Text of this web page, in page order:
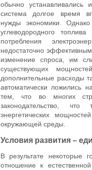
обычно устанавливались
система долгое время
нужды экономики.
углеводородного
потребления
недостаточно
изменение спроса, им
существующих
дополнительные расходы
автоматически ложились
тем, что во многих
законодательство, что
энергетических
окружающей среды.
Условия развития –
В результате некоторые
отношение к